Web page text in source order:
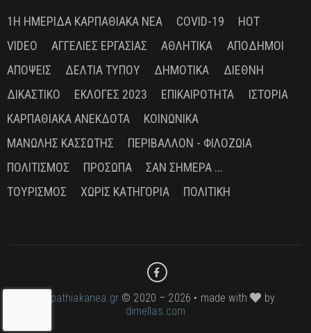
1Η ΗΜΕΡΊΔΑ ΚΑΡΠΑΘΙΑΚΆ ΝΈΑ COVID-19
HOT
VIDEO
ΑΓΓΕΛΊΕΣ ΕΡΓΑΣΊΑΣ ΑΘΛΗΤΙΚΆ
ΑΠΌΔΗΜΟΙ
ΑΠΌΨΕΙΣ
ΔΕΛΤΊΑ ΤΎΠΟΥ ΔΗΜΟΤΙΚΆ
ΔΙΕΘΝΉ
ΔΙΚΑΣΤΙΚΌ
ΕΚΛΟΓΈΣ 2023 ΕΠΙΚΑΙΡΌΤΗΤΑ
ΙΣΤΟΡΊΑ
ΚΑΡΠΑΘΙΑΚΆ ΑΝΈΚΔΟΤΑ
ΚΟΙΝΩΝΙΚΆ
ΜΑΝΏΛΗΣ ΚΑΣΣΏΤΗΣ
ΠΕΡΙΒΆΛΛΟΝ - ΦΙΛΟΖΩΊΑ
ΠΟΛΙΤΙΣΜΌΣ
ΠΡΌΣΩΠΑ
ΣΑΝ ΣΉΜΕΡΑ ...
ΤΟΥΡΙΣΜΌΣ
ΧΩΡΊΣ ΚΑΤΗΓΟΡΊΑ ΠΟΛΙΤΙΚΉ
karpathiakanea.gr© 2020 – 2026 • made with
by
dimellas.com